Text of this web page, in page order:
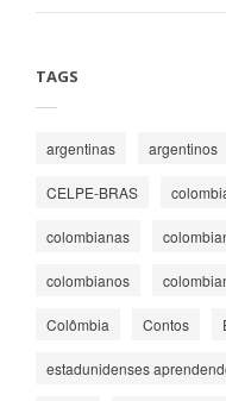
TAGS
argentinas argentinos
CELPE-BRAS
colombianas
colombianos
Colômbia Contos
estadunidenses